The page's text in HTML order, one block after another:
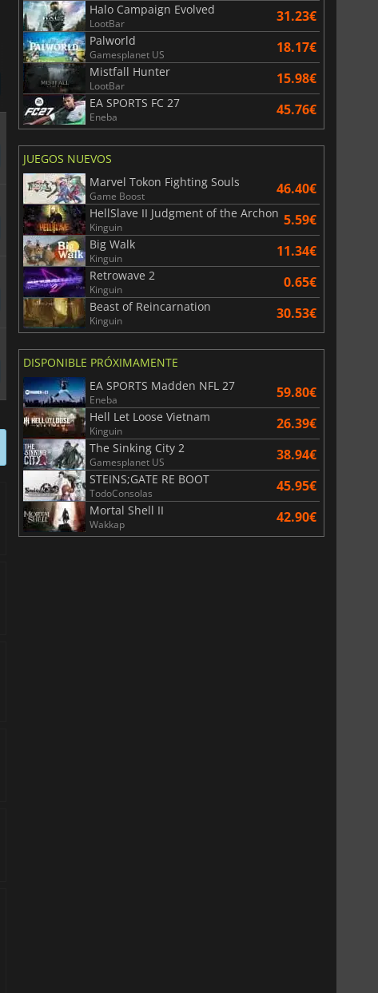
Halo Campaign Evolved
LootBar 31.23€
Palworld
Gamesplanet US 18.17€
Mistfall Hunter
LootBar 15.98€
EA SPORTS FC 27
Eneba 45.76€
JUEGOS NUEVOS
Marvel Tokon Fighting Souls
Game Boost 46.40€
HellSlave II Judgment of the Archon
Kinguin 5.59€
Big Walk
Kinguin 11.34€
Retrowave 2
Kinguin 0.65€
Beast of Reincarnation
Kinguin 30.53€
DISPONIBLE PRÓXIMAMENTE
EA SPORTS Madden NFL 27
Eneba 59.80€
Hell Let Loose Vietnam
Kinguin 26.39€
The Sinking City 2
Gamesplanet US 38.94€
STEINS;GATE RE BOOT
TodoConsolas 45.95€
Mortal Shell II
Wakkap 42.90€